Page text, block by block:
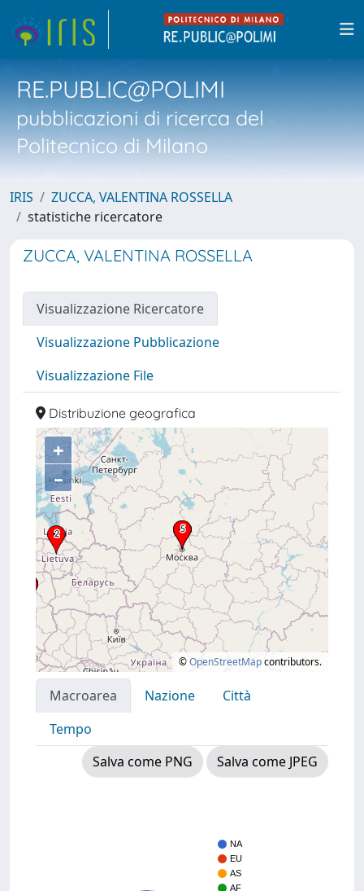
RE.PUBLIC@POLIMI
pubblicazioni di ricerca del
Politecnico di Milano
IRIS
ZUCCA, VALENTINA ROSSELLA
statistiche ricercatore
ZUCCA, VALENTINA ROSSELLA
Visualizzazione Ricercatore
Visualizzazione Pubblicazione
Visualizzazione File
Distribuzione geografica
+
–
©OpenStreetMapcontributors.
Macroarea Nazione
Città
Tempo
Salva come PNG
Salva come JPEG
NA
EU
AS
AF